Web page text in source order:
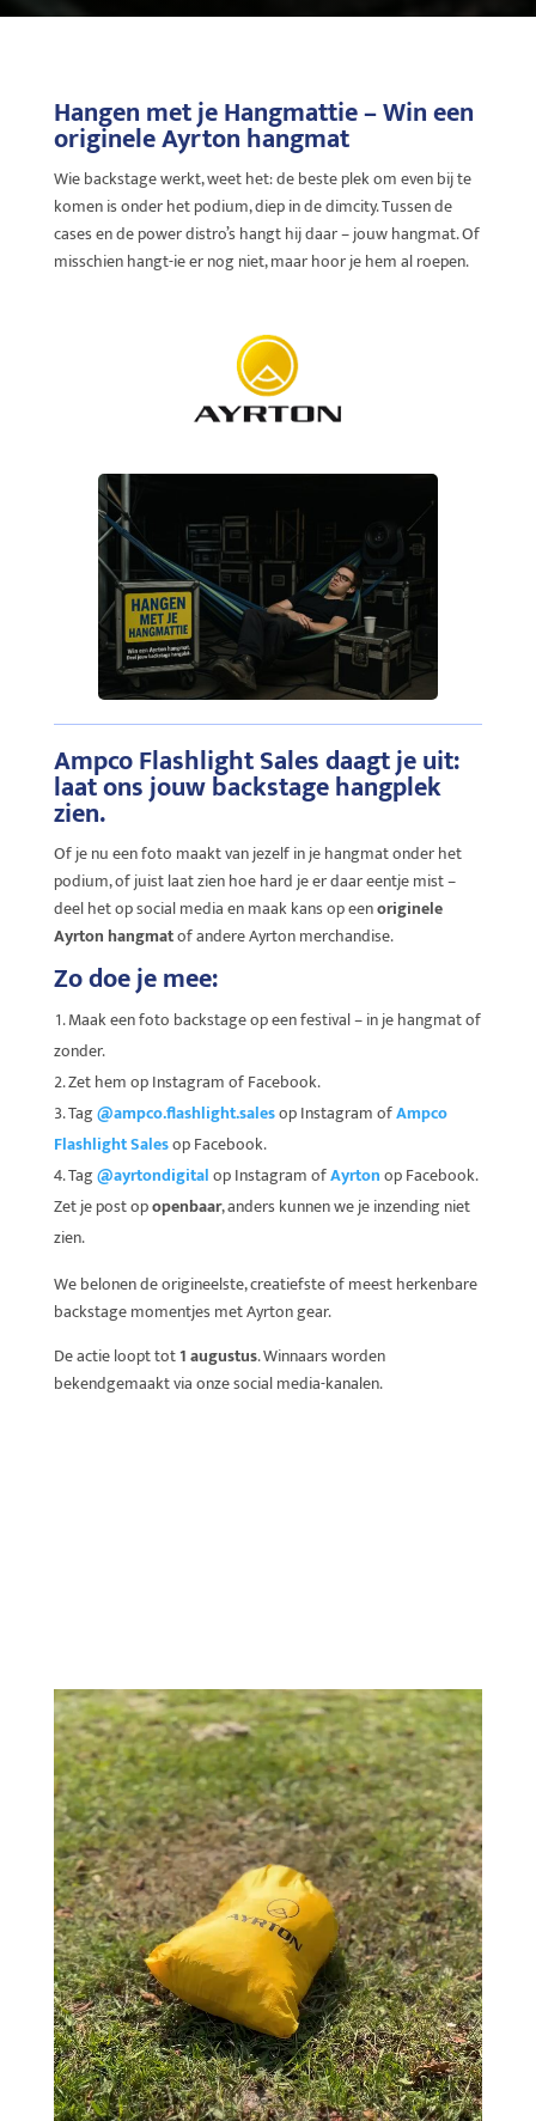
Hangen met je Hangmattie – Win een
originele Ayrton hangmat
Wie backstage werkt, weet het: de beste plek om even bij te
komen is onder het podium, diep in de dimcity. Tussen de
cases en de power distro’s hangt hij daar – jouw hangmat. Of
misschien hangt-ie er nog niet, maar hoor je hem al roepen.
Ampco Flashlight Sales daagt je uit:
laat ons jouw backstage hangplek
zien.
Of je nu een foto maakt van jezelf in je hangmat onder het
podium, of juist laat zien hoe hard je er daar eentje mist –
deel het op social media en maak kans op eenoriginele
Ayrton hangmatof andere Ayrton merchandise.
Zo doe je mee:
Maak een foto backstage op een festival – in je hangmat of
zonder.
Zet hem op Instagram of Facebook.
Tag@ampco.flashlight.salesop Instagram ofAmpco
Flashlight Salesop Facebook.
Tag@ayrtondigitalop Instagram ofAyrtonop Facebook.
Zet je post opopenbaar, anders kunnen we je inzending niet
zien.
We belonen de origineelste, creatiefste of meest herkenbare
backstage momentjes met Ayrton gear.
De actie loopt tot1 augustus. Winnaars worden
bekendgemaakt via onze social media-kanalen.